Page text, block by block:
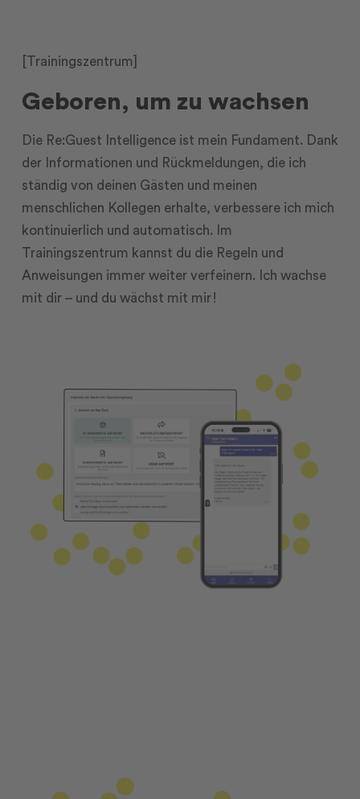
[Trainingszentrum]
Geboren, um zu wachsen
Die Re:Guest Intelligence ist mein Fundament. Dank
der Informationen und Rückmeldungen, die ich
ständig von deinen Gästen und meinen
menschlichen Kollegen erhalte, verbessere ich mich
kontinuierlich und automatisch. Im
Trainingszentrum kannst du die Regeln und
Anweisungen immer weiter verfeinern. Ich wachse
mit dir – und du wächst mit mir!